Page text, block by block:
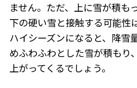
ません。ただ、上に雪が積も
下の硬い雪と接触する可能性
ハイシーズンになると、降雪
めふわふわとした雪が積もり
上がってくるでしょう。